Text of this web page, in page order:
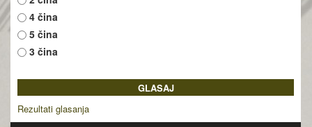
4 čina
5 čina
3 čina
Rezultati glasanja